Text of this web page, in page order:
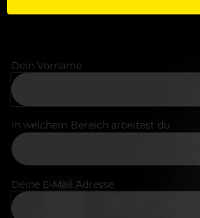
Dein Vorname
In welchem Bereich arbeitest du
Deine E-Mail Adresse